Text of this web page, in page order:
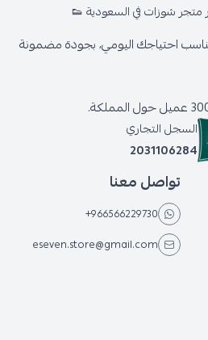
شوزات في السعودية 👟
احتياجك اليومي، بجودة مضمونة
السجل التجاري
2031106284
تواصل معنا
+966566229730
eseven.store@gmail.com